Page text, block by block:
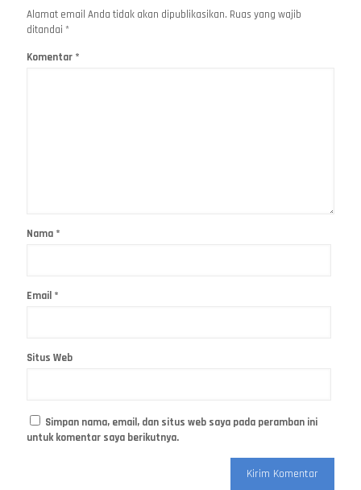
Alamat email Anda tidak akan dipublikasikan. Ruas yang wajib
ditandai *
Komentar *
Nama *
Email *
Situs Web
Simpan nama, email, dan situs web saya pada peramban ini
untuk komentar saya berikutnya.